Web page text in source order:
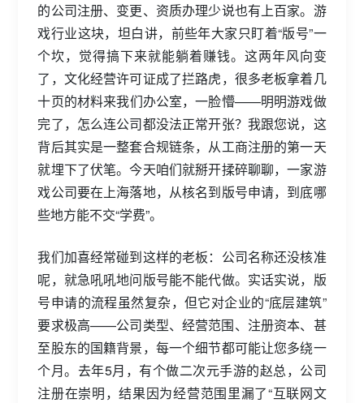
的公司注册、变更、资质办理少说也有上百家。游
戏行业这块，坦白讲，前些年大家只盯着“版号”一
个坎，觉得搞下来就能躺着赚钱。这两年风向变
了，文化经营许可证成了拦路虎，很多老板拿着几
十页的材料来我们办公室，一脸懵——明明游戏做
完了，怎么连公司都没法正常开张？我跟您说，这
背后其实是一整套合规链条，从工商注册的第一天
就埋下了伏笔。今天咱们就掰开揉碎聊聊，一家游
戏公司要在上海落地，从核名到版号申请，到底哪
些地方能不交“学费”。
我们加喜经常碰到这样的老板：公司名称还没核准
呢，就急吼吼地问版号能不能代做。实话实说，版
号申请的流程虽然复杂，但它对企业的“底层建筑”
要求极高——公司类型、经营范围、注册资本、甚
至股东的国籍背景，每一个细节都可能让您多绕一
个月。去年5月，有个做二次元手游的赵总，公司
注册在崇明，结果因为经营范围里漏了“互联网文